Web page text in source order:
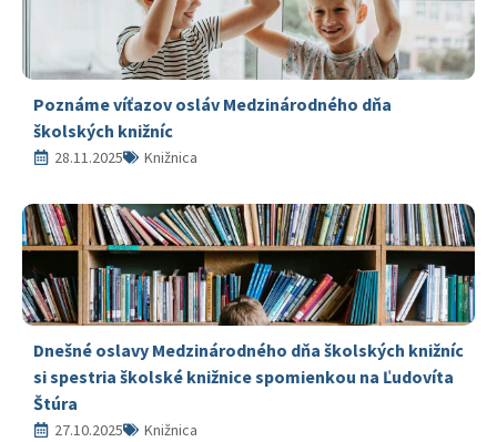
Poznáme víťazov osláv Medzinárodného dňa
školských knižníc
28.11.2025 Knižnica
Dnešné oslavy Medzinárodného dňa školských knižníc
si spestria školské knižnice spomienkou na Ľudovíta
Štúra
27.10.2025 Knižnica